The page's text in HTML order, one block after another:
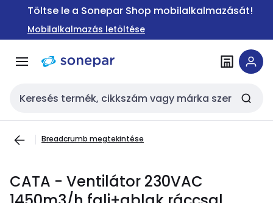
Ugrás a
Ugrás a
tartalomra
Töltse le a Sonepar Shop mobilalkalmazását!
Mobilalkalmazás letöltése
Keresési bemenet
Breadcrumb megtekintése
CATA - Ventilátor 230VAC